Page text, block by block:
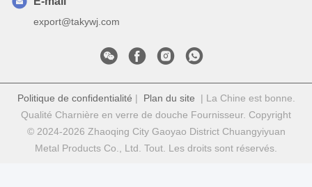
export@takywj.com
Politique de confidentialité | Plan du site | La Chine est bonne.
Qualité Charnière en verre de douche Fournisseur. Copyright
© 2024-2026 Zhaoqing City Gaoyao District Chuangyiyuan
Metal Products Co., Ltd. Tout. Les droits sont réservés.